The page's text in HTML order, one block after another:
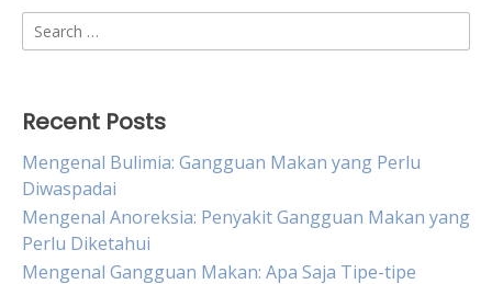
Search
for:
Recent Posts
Mengenal Bulimia: Gangguan Makan yang Perlu
Diwaspadai
Mengenal Anoreksia: Penyakit Gangguan Makan yang
Perlu Diketahui
Mengenal Gangguan Makan: Apa Saja Tipe-tipe